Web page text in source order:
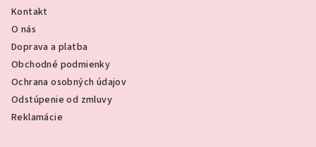
Kontakt
O nás
Doprava a platba
Obchodné podmienky
Ochrana osobných údajov
Odstúpenie od zmluvy
Reklamácie